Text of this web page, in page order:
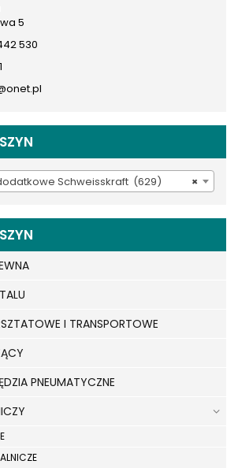
5
530
×
Schweisskraft (629)
I TRANSPORTOWE
PNEUMATYCZNE